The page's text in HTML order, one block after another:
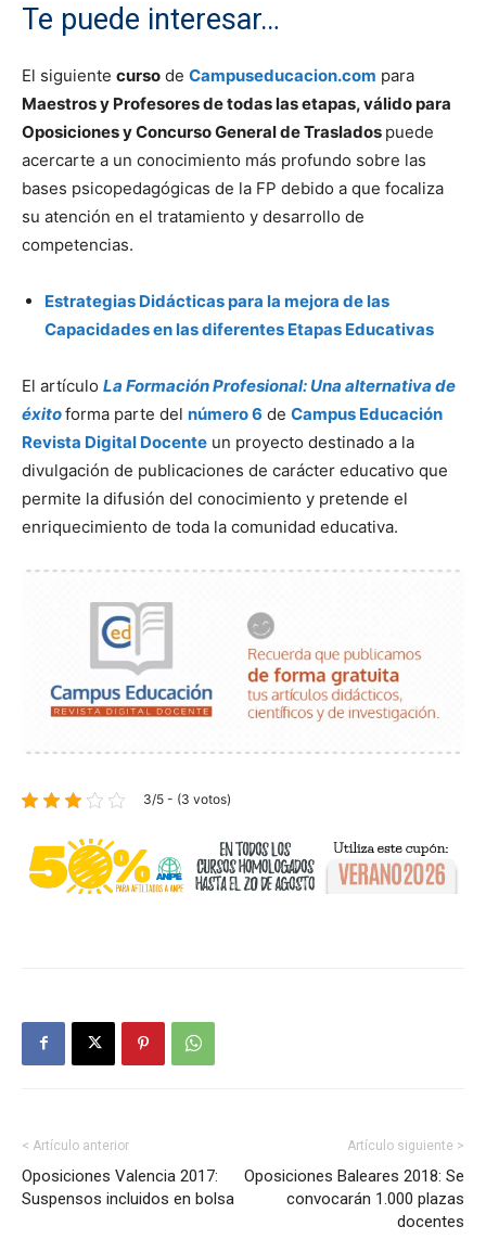
Te puede interesar…
El siguiente curso de Campuseducacion.com para
Maestros y Profesores de todas las etapas, válido para
Oposiciones y Concurso General de Traslados puede
acercarte a un conocimiento más profundo sobre las
bases psicopedagógicas de la FP debido a que focaliza
su atención en el tratamiento y desarrollo de
competencias.
Estrategias Didácticas para la mejora de las
Capacidades en las diferentes Etapas Educativas
El artículo La Formación Profesional: Una alternativa de
éxitoforma parte del número 6 de Campus Educación
Revista Digital Docente un proyecto destinado a la
divulgación de publicaciones de carácter educativo que
permite la difusión del conocimiento y pretende el
enriquecimiento de toda la comunidad educativa.
3/5 - (3 votos)
< Artículo anterior
Oposiciones Valencia 2017:
Suspensos incluidos en bolsa
Artículo siguiente >
Oposiciones Baleares 2018: Se
convocarán 1.000 plazas
docentes